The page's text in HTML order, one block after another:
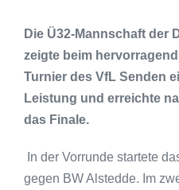
Die Ü32-Mannschaft der
zeigte beim
Turnier des VfL Senden
Leistung und erreichte
das Finale.
In der Vorrunde startete
gegen BW Alstedde. Im